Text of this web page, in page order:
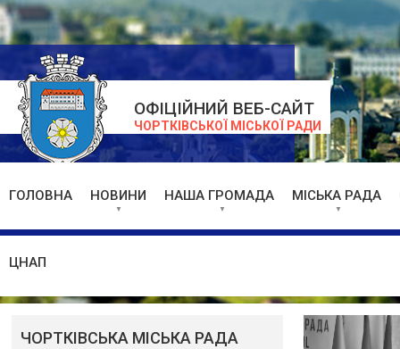
ОФІЦІЙНИЙ ВЕБ-САЙТ
ЧОРТКІВСЬКОЇ МІСЬКОЇ РАДИ
ГОЛОВНА НОВИНИ НАША ГРОМАДА МІСЬКА РАДА
ЦНАП
ЧОРТКІВСЬКА МІСЬКА РАДА